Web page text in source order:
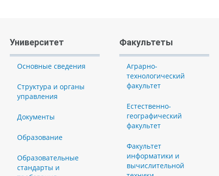
Университет
Основные сведения
Структура и органы
управления
Документы
Образование
Образовательные
стандарты и
Факультеты
Аграрно-
технологический
факультет
Естественно-
географический
факультет
Факультет
информатики и
вычислительной